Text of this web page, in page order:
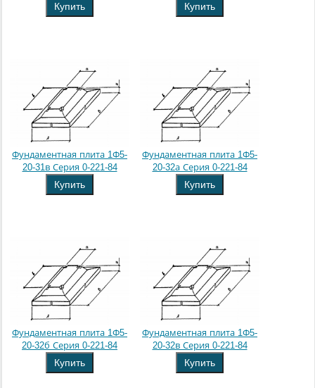
Купить Купить
Фундаментная плита 1Ф5-
20-31в Серия 0-221-84
Купить
Фундаментная плита 1Ф5-
20-32а Серия 0-221-84
Купить
Фундаментная плита 1Ф5-
20-32б Серия 0-221-84
Купить
Фундаментная плита 1Ф5-
20-32в Серия 0-221-84
Купить